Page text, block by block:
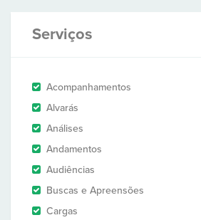
Serviços
Acompanhamentos
Alvarás
Análises
Andamentos
Audiências
Buscas e Apreensões
Cargas